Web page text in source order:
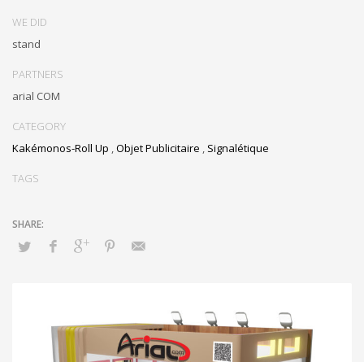
WE DID
stand
PARTNERS
arial COM
CATEGORY
Kakémonos-Roll Up Objet Publicitaire Signalétique
TAGS